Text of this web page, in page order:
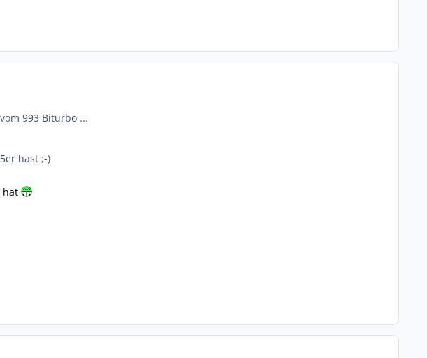
993 Biturbo ...
hast ;-)
hat